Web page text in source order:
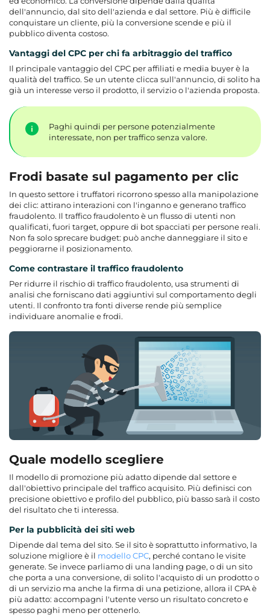
dell'annuncio, dal sito dell'azienda e dal settore. Più è difficile
conquistare un cliente, più la conversione scende e più il
pubblico diventa costoso.
Vantaggi del CPC per chi fa arbitraggio del traffico
Il principale vantaggio del CPC per affiliati e media buyer è la
qualità del traffico. Se un utente clicca sull'annuncio, di solito ha
già un interesse verso il prodotto, il servizio o l'azienda proposta.
Paghi quindi per persone potenzialmente
interessate, non per traffico senza valore.
Frodi basate sul pagamento per clic
In questo settore i truffatori ricorrono spesso alla manipolazione
dei clic: attirano interazioni con l'inganno e generano traffico
fraudolento. Il traffico fraudolento è un flusso di utenti non
qualificati, fuori target, oppure di bot spacciati per persone reali.
Non fa solo sprecare budget: può anche danneggiare il sito e
peggiorarne il posizionamento.
Come contrastare il traffico fraudolento
Per ridurre il rischio di traffico fraudolento, usa strumenti di
analisi che forniscano dati aggiuntivi sul comportamento degli
utenti. Il confronto tra fonti diverse rende più semplice
individuare anomalie e frodi.
Quale modello scegliere
Il modello di promozione più adatto dipende dal settore e
dall'obiettivo principale del traffico acquisito. Più definisci con
precisione obiettivo e profilo del pubblico, più basso sarà il costo
del risultato che ti interessa.
Per la pubblicità dei siti web
Dipende dal tema del sito. Se il sito è soprattutto informativo, la
soluzione migliore è il modello CPC, perché contano le visite
generate. Se invece parliamo di una landing page, o di un sito
che porta a una conversione, di solito l'acquisto di un prodotto o
di un servizio ma anche la firma di una petizione, allora il CPA è
più adatto: accompagni l'utente verso un risultato concreto e
spesso paghi meno per ottenerlo.